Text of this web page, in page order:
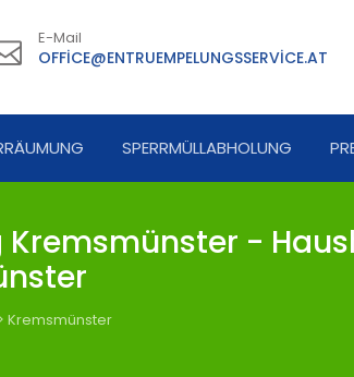
E-Mail
OFFICE@ENTRUEMPELUNGSSERVICE.AT
SPERRMÜLLABHOLUNG
-
Kremsmünster